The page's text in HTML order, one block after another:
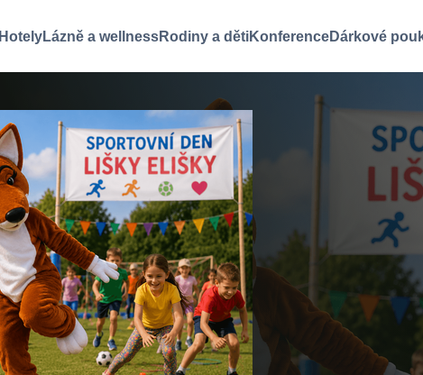
HotelyLázně a wellnessRodiny a dětiKonferenceDárkové